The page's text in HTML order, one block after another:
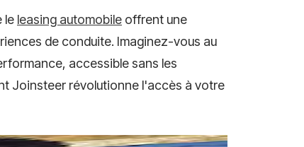
le leasing automobile offrent une
de conduite. Imaginez-vous au
accessible sans les
Joinsteer révolutionne l'accès à votre